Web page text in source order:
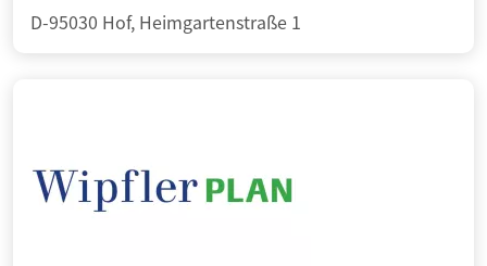
D-95030 Hof, Heimgartenstraße 1